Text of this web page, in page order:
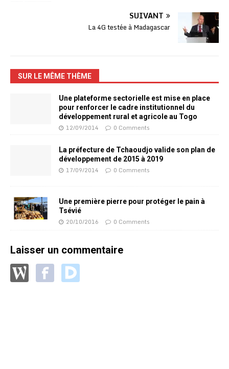
SUIVANT
La 4G testée à Madagascar
SUR LE MÊME THÈME
Une plateforme sectorielle est mise en place
pour renforcer le cadre institutionnel du
développement rural et agricole au Togo
12/09/2014 0 Comments
La préfecture de Tchaoudjo valide son plan de
développement de 2015 à 2019
17/09/2014 0 Comments
Une première pierre pour protéger le pain à
Tsévié
20/10/2016 0 Comments
Laisser un commentaire